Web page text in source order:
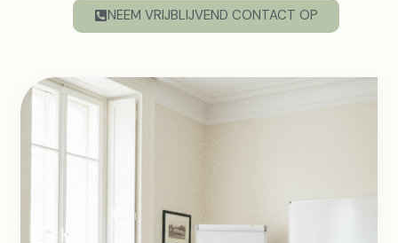
NEEM VRIJBLIJVEND CONTACT OP